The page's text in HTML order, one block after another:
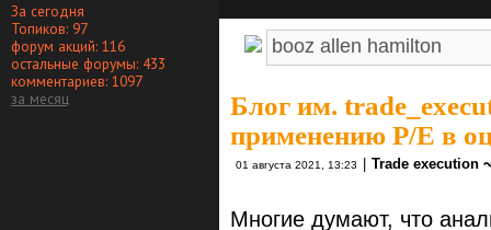
За сегодня
Топиков: 97
форум акций: 116
остальные форумы: 433
комментариев: 1097
за месяц
Блог им.
применению P/E в
01 августа 2021, 13:23 Trade execution
Многие думают, что